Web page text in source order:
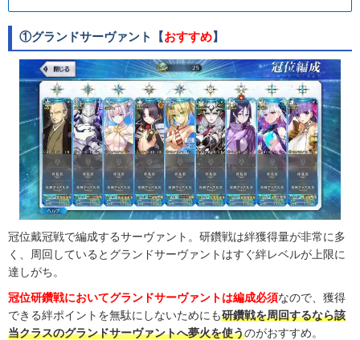
①グランドサーヴァント【おすすめ】
冠位戴冠戦で編成するサーヴァント。研鑽戦は絆獲得量が非常に多
く、周回しているとグランドサーヴァントはすぐ絆レベルが上限に
達しがち。
冠位研鑽戦においてグランドサーヴァントは編成必須なので、獲得
できる絆ポイントを無駄にしないためにも研鑽戦を周回するなら該
当クラスのグランドサーヴァントへ夢火を使うのがおすすめ。